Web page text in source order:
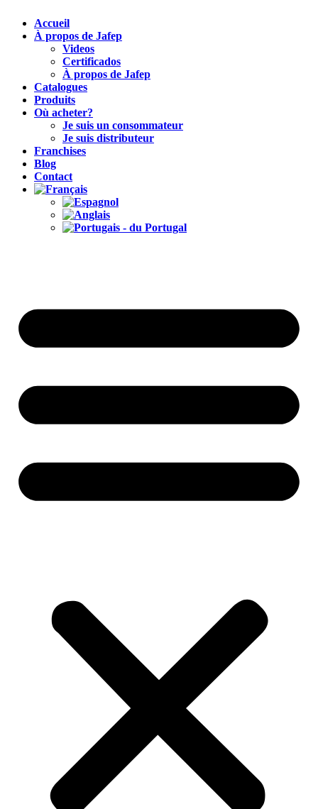
Accueil
À propos de Jafep
Videos
Certificados
À propos de Jafep
Catalogues
Produits
Où acheter?
Je suis un consommateur
Je suis distributeur
Franchises
Blog
Contact